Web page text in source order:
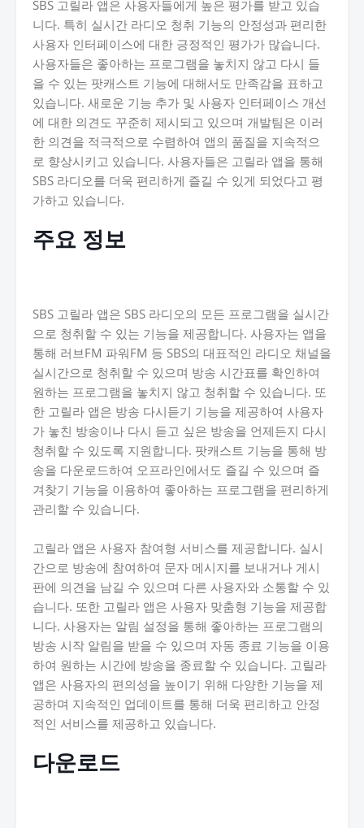
SBS 고릴라 앱은 사용자들에게 높은 평가를 받고 있습
니다. 특히 실시간 라디오 청취 기능의 안정성과 편리한
사용자 인터페이스에 대한 긍정적인 평가가 많습니다.
사용자들은 좋아하는 프로그램을 놓치지 않고 다시 들
을 수 있는 팟캐스트 기능에 대해서도 만족감을 표하고
있습니다. 새로운 기능 추가 및 사용자 인터페이스 개선
에 대한 의견도 꾸준히 제시되고 있으며 개발팀은 이러
한 의견을 적극적으로 수렴하여 앱의 품질을 지속적으
로 향상시키고 있습니다. 사용자들은 고릴라 앱을 통해
SBS 라디오를 더욱 편리하게 즐길 수 있게 되었다고 평
가하고 있습니다.
주요 정보
SBS 고릴라 앱은 SBS 라디오의 모든 프로그램을 실시간
으로 청취할 수 있는 기능을 제공합니다. 사용자는 앱을
통해 러브FM 파워FM 등 SBS의 대표적인 라디오 채널을
실시간으로 청취할 수 있으며 방송 시간표를 확인하여
원하는 프로그램을 놓치지 않고 청취할 수 있습니다. 또
한 고릴라 앱은 방송 다시듣기 기능을 제공하여 사용자
가 놓친 방송이나 다시 듣고 싶은 방송을 언제든지 다시
청취할 수 있도록 지원합니다. 팟캐스트 기능을 통해 방
송을 다운로드하여 오프라인에서도 즐길 수 있으며 즐
겨찾기 기능을 이용하여 좋아하는 프로그램을 편리하게
관리할 수 있습니다.
고릴라 앱은 사용자 참여형 서비스를 제공합니다. 실시
간으로 방송에 참여하여 문자 메시지를 보내거나 게시
판에 의견을 남길 수 있으며 다른 사용자와 소통할 수 있
습니다. 또한 고릴라 앱은 사용자 맞춤형 기능을 제공합
니다. 사용자는 알림 설정을 통해 좋아하는 프로그램의
방송 시작 알림을 받을 수 있으며 자동 종료 기능을 이용
하여 원하는 시간에 방송을 종료할 수 있습니다. 고릴라
앱은 사용자의 편의성을 높이기 위해 다양한 기능을 제
공하며 지속적인 업데이트를 통해 더욱 편리하고 안정
적인 서비스를 제공하고 있습니다.
다운로드